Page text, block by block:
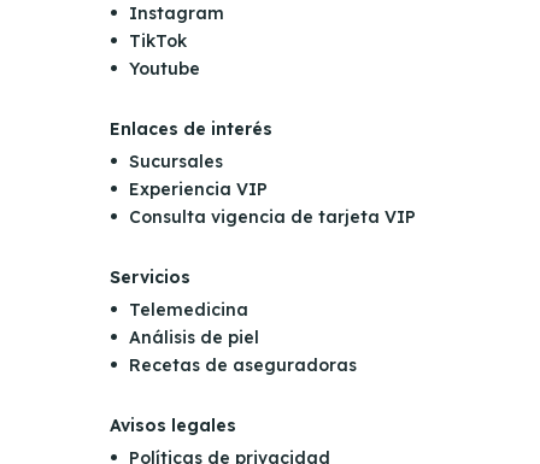
Instagram
TikTok
Youtube
Enlaces de interés
Sucursales
Experiencia VIP
Consulta vigencia de tarjeta VIP
Servicios
Telemedicina
Análisis de piel
Recetas de aseguradoras
Avisos legales
Políticas de privacidad